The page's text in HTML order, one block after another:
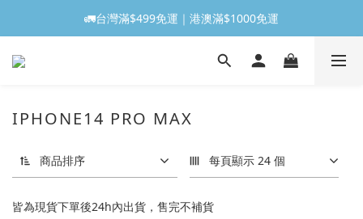
🚛台灣滿$499免運｜港澳滿$1000免運
IPHONE14 PRO MAX
商品排序 每頁顯示 24 個
皆為現貨下單後24h內出貨，售完不補貨